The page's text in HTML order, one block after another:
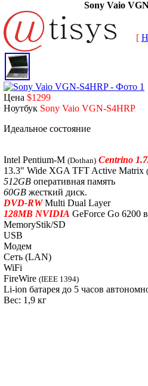
Sony Vaio
[
Цена $1299
Ноутбук Sony Vaio VGN-S4HRP
Идеальное состояние
Intel Pentium-M (Dothan) Centrino
13.3" Wide XGA TFT Active Matrix
512GB оперативная память
60GB жесткий диск.
DVD-RWMulti Dual Layer
128MB NVIDIA GeForce Go 6200
MemoryStik/SD
USB
Модем
Сеть (LAN)
WiFi
FireWire (IEEE 1394)
Li-ion батарея до 5 часов
Вес: 1,9 кг